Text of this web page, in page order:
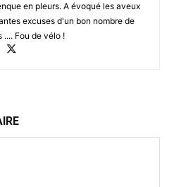
en pleurs. A évoqué les aveux
excuses d'un bon nombre de
.... Fou de vélo !